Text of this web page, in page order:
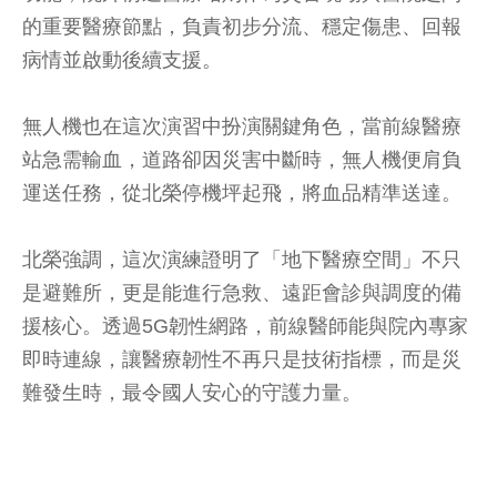
的重要醫療節點，負責初步分流、穩定傷患、回報
病情並啟動後續支援。
無人機也在這次演習中扮演關鍵角色，當前線醫療
站急需輸血，道路卻因災害中斷時，無人機便肩負
運送任務，從北榮停機坪起飛，將血品精準送達。
北榮強調，這次演練證明了「地下醫療空間」不只
是避難所，更是能進行急救、遠距會診與調度的備
援核心。透過5G韌性網路，前線醫師能與院內專家
即時連線，讓醫療韌性不再只是技術指標，而是災
難發生時，最令國人安心的守護力量。